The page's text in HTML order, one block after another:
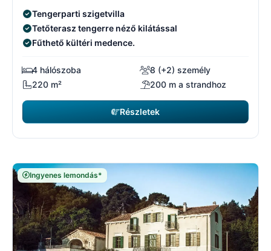
Tengerparti szigetvilla
Tetőterasz tengerre néző kilátással
Fűthető kültéri medence.
4 hálószoba
8 (+2) személy
220 m²
200 m a strandhoz
Részletek
Ingyenes lemondás*